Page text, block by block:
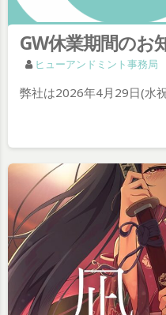
GW休業期間のお
ヒューアンドミント事務局
弊社は2026年4月29日(水